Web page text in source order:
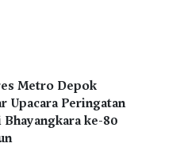
Metro Depok
Upacara Peringatan
Bhayangkara ke-80